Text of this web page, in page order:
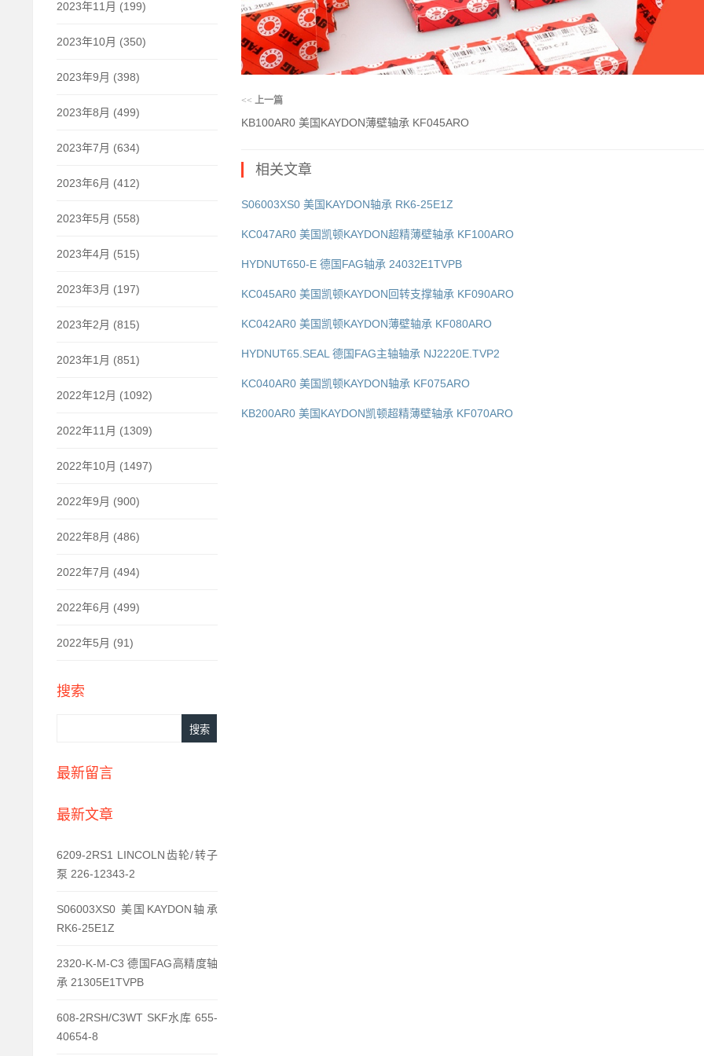
2023年11月 (199)
2023年10月 (350)
2023年9月 (398)
2023年8月 (499)
2023年7月 (634)
2023年6月 (412)
2023年5月 (558)
2023年4月 (515)
2023年3月 (197)
2023年2月 (815)
2023年1月 (851)
2022年12月 (1092)
2022年11月 (1309)
2022年10月 (1497)
2022年9月 (900)
2022年8月 (486)
2022年7月 (494)
2022年6月 (499)
2022年5月 (91)
搜索
最新留言
最新文章
6209-2RS1 LINCOLN齿轮/转子
泵 226-12343-2
S06003XS0 美国KAYDON轴承
RK6-25E1Z
2320-K-M-C3 德国FAG高精度轴
承 21305E1TVPB
608-2RSH/C3WT SKF水库 655-
40654-8
<< 上一篇
KB100AR0 美国KAYDON薄壁轴承 KF045ARO
相关文章
S06003XS0 美国KAYDON轴承 RK6-25E1Z
KC047AR0 美国凯顿KAYDON超精薄壁轴承 KF100ARO
HYDNUT650-E 德国FAG轴承 24032E1TVPB
KC045AR0 美国凯顿KAYDON回转支撑轴承 KF090ARO
KC042AR0 美国凯顿KAYDON薄壁轴承 KF080ARO
HYDNUT65.SEAL 德国FAG主轴轴承 NJ2220E.TVP2
KC040AR0 美国凯顿KAYDON轴承 KF075ARO
KB200AR0 美国KAYDON凯顿超精薄壁轴承 KF070ARO